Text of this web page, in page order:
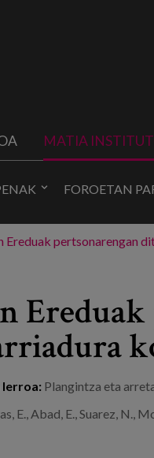
MATIA
FOROETAN
Ereduak pertsonarengan
lerroa: Plangintza eta
E., Abad, E., Suarez, N.,